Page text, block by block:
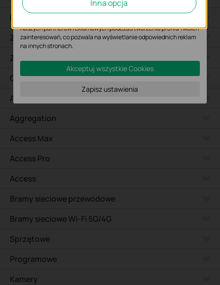
Biurkowe
Zewnętrzne
Zewnętrzne Bridge
Campus
Access Plus
Aggregation
Access Max
Access Pro
Access
Bramy sieciowe przewodowe
Bramy sieciowe Wi-Fi 5G/4G
Sprzętowe
Programowe
Kamery
Inna opcja
wyświetlanych treści.
naszych partnerów reklamowych podczas tworzenia profilu Twoich
zainteresowań, co pozwala na wyświetlanie odpowiednich reklam
na innych stronach.
Akceptuj wszystkie Cookies
Zapisz ustawienia